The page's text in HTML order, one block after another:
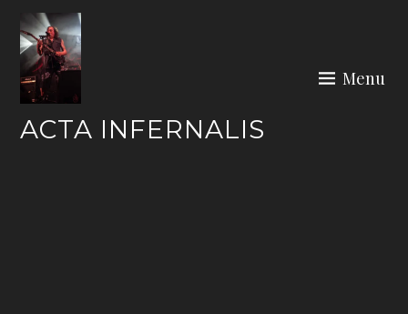
content
ACTA INFERNALIS
Menu